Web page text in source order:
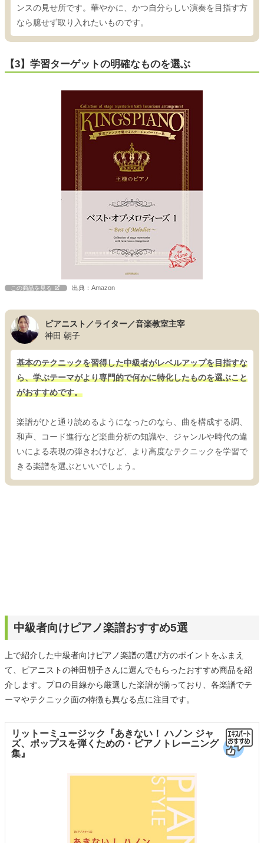
ンスの見せ所です。華やかに、かつ自分らしい演奏を目指す方
なら臆せず取り入れたいものです。
【3】学習ターゲットの明確なものを選ぶ
この商品を見る 出典：Amazon
ピアニスト／ライター／音楽教室主宰
神田 朝子
基本のテクニックを習得した中級者がレベルアップを目指すな
ら、学ぶテーマがより専門的で何かに特化したものを選ぶこと
がおすすめです。
楽譜がひと通り読めるようになったのなら、曲を構成する調、
和声、コード進行など楽曲分析の知識や、ジャンルや時代の違
いによる表現の弾きわけなど、より高度なテクニックを学習で
きる楽譜を選ぶといいでしょう。
中級者向けピアノ楽譜おすすめ5選
上で紹介した中級者向けピアノ楽譜の選び方のポイントをふまえ
て、ピアニストの神田朝子さんに選んでもらったおすすめ商品を紹
介します。プロの目線から厳選した楽譜が揃っており、各楽譜でテ
ーマやテクニック面の特徴も異なる点に注目です。
リットーミュージック『あきない！ ハノン ジャ
ズ、ポップスを弾くための・ピアノトレーニング
集』